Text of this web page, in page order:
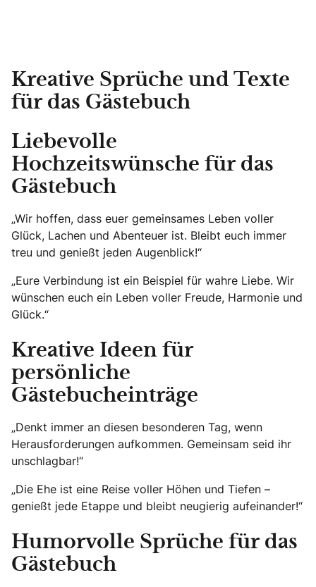
Kreative Sprüche und Texte
für das Gästebuch
Liebevolle
Hochzeitswünsche für das
Gästebuch
„Wir hoffen, dass euer gemeinsames Leben voller
Glück, Lachen und Abenteuer ist. Bleibt euch immer
treu und genießt jeden Augenblick!“
„Eure Verbindung ist ein Beispiel für wahre Liebe. Wir
wünschen euch ein Leben voller Freude, Harmonie und
Glück.“
Kreative Ideen für
persönliche
Gästebucheinträge
„Denkt immer an diesen besonderen Tag, wenn
Herausforderungen aufkommen. Gemeinsam seid ihr
unschlagbar!“
„Die Ehe ist eine Reise voller Höhen und Tiefen –
genießt jede Etappe und bleibt neugierig aufeinander!“
Humorvolle Sprüche für das
Gästebuch